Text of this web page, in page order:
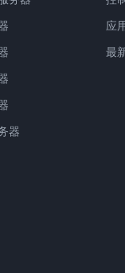
器
应
最